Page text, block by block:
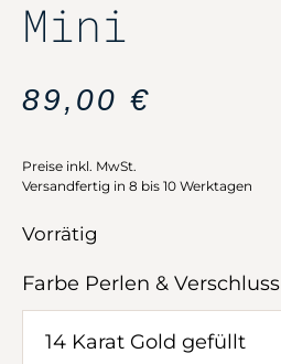
Mini
89,00 €
Preise inkl. MwSt.
Versandfertig in 8 bis 10 Werktagen
Vorrätig
Farbe Perlen & Verschluss